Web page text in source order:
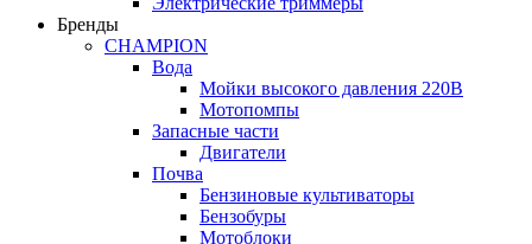
Бренды
CHAMPION
Вода
Мойки высокого давления 220В
Мотопомпы
Запасные части
Двигатели
Почва
Бензиновые культиваторы
Бензобуры
Мотоблоки